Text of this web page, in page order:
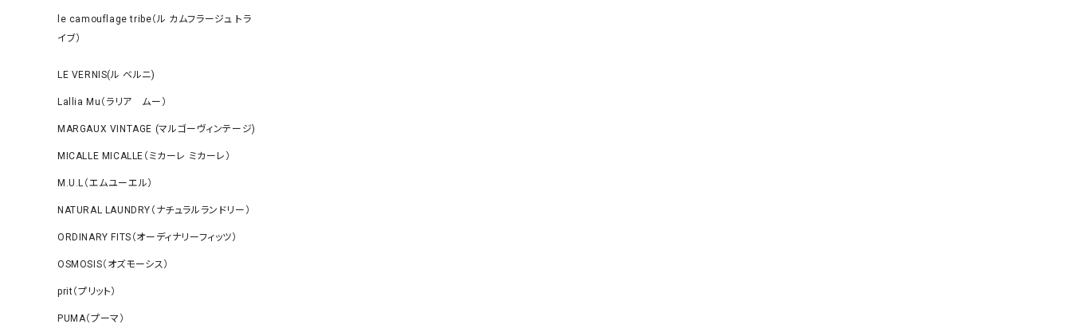
le camouflage tribe（ル カムフラージュ トラ
イブ）
LE VERNIS(ル ベルニ)
Lallia Mu（ラリア ムー）
MARGAUX VINTAGE (マルゴーヴィンテージ)
MICALLE MICALLE（ミカーレ ミカーレ）
M.U.L（エムユーエル）
NATURAL LAUNDRY（ナチュラルランドリー）
ORDINARY FITS（オーディナリーフィッツ）
OSMOSIS（オズモーシス）
prit（プリット）
PUMA（プーマ）